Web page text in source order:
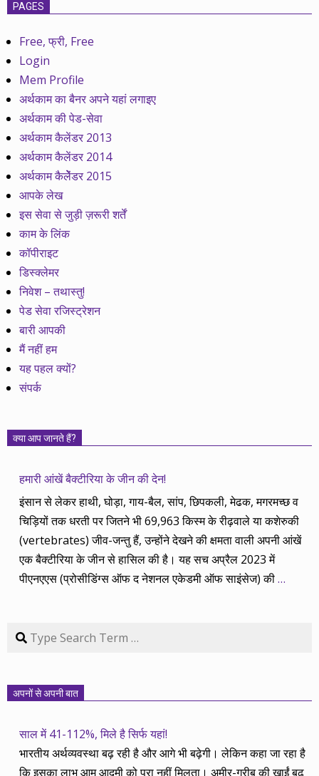
PAGES
Free, फ्री, Free
Login
Mem Profile
अर्थकाम का बैनर अपने यहां लगाइए
अर्थकाम की पेड-सेवा
अर्थकाम कैलेंडर 2013
अर्थकाम कैलेंडर 2014
अर्थकाम कैलेेंडर 2015
आपके लेख
इस सेवा से जुड़ी ज़रूरी शर्तें
काम के लिंक
कॉपीराइट
डिस्क्लेमर
निवेश – तथास्तु!
पेड सेवा रजिस्ट्रेशन
बारी आपकी
मैं नहीं हम
यह पहल क्यों?
संपर्क
क्या आप जानते हैं?
हमारी आंखें बैक्टीरिया के जीन की देन!
इंसान से लेकर हाथी, घोड़ा, गाय-बैल, सांप, छिपकली, मेढक, मगरमच्छ व
चिड़ियों तक धरती पर जितने भी 69,963 किस्म के रीढ़वाले या कशेरुकी
(vertebrates) जीव-जन्तु हैं, उन्होंने देखने की क्षमता वाली अपनी आंखें
एक बैक्टीरिया के जीन से हासिल की है। यह सच अप्रैल 2023 में
पीएनएएस (प्रोसीडिंग्स ऑफ द नेशनल एकेडमी ऑफ साइंसेज) की…
Search
अपनों से अपनी बात
साल में 41-112%, मिले है सिर्फ यहां!
भारतीय अर्थव्यवस्था बढ़ रही है और आगे भी बढ़ेगी। लेकिन कहा जा रहा है
कि इसका लाभ आम आदमी को पूरा नहीं मिलता। अमीर-गरीब की खाईं बढ़